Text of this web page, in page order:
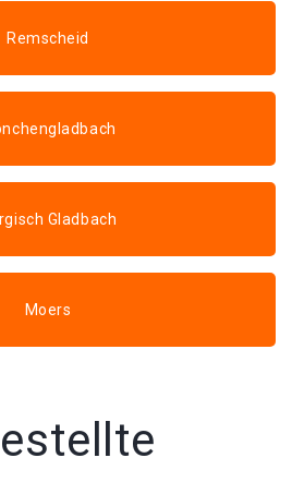
Remscheid
Gladbach
Moers